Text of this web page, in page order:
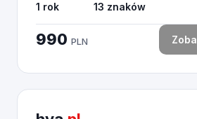
1 rok 13 znaków
990 PLN